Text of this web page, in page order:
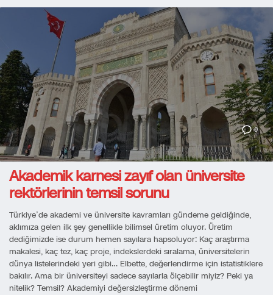
0
Akademik karnesi zayıf olan üniversite
rektörlerinin temsil sorunu
Türkiye’de akademi ve üniversite kavramları gündeme geldiğinde,
aklımıza gelen ilk şey genellikle bilimsel üretim oluyor. Üretim
dediğimizde ise durum hemen sayılara hapsoluyor: Kaç araştırma
makalesi, kaç tez, kaç proje, indekslerdeki sıralama, üniversitelerin
dünya listelerindeki yeri gibi… Elbette, değerlendirme için istatistiklere
bakılır. Ama bir üniversiteyi sadece sayılarla ölçebilir miyiz? Peki ya
nitelik? Temsil? Akademiyi değersizleştirme dönemi